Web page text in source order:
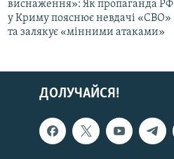
виснаження»: Як пропаганда РФ
у Криму пояснює невдачі «СВО»
та залякує «мінними атаками»
ДОЛУЧАЙСЯ!